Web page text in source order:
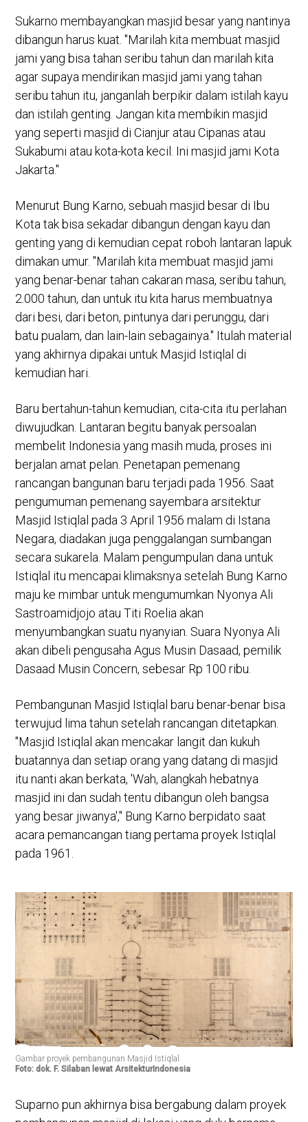
Sukarno membayangkan masjid besar yang nantinya
dibangun harus kuat. "Marilah kita membuat masjid
jami yang bisa tahan seribu tahun dan marilah kita
agar supaya mendirikan masjid jami yang tahan
seribu tahun itu, janganlah berpikir dalam istilah kayu
dan istilah genting. Jangan kita membikin masjid
yang seperti masjid di Cianjur atau Cipanas atau
Sukabumi atau kota-kota kecil. Ini masjid jami Kota
Jakarta."
Menurut Bung Karno, sebuah masjid besar di Ibu
Kota tak bisa sekadar dibangun dengan kayu dan
genting yang di kemudian cepat roboh lantaran lapuk
dimakan umur. "Marilah kita membuat masjid jami
yang benar-benar tahan cakaran masa, seribu tahun,
2.000 tahun, dan untuk itu kita harus membuatnya
dari besi, dari beton, pintunya dari perunggu, dari
batu pualam, dan lain-lain sebagainya." Itulah material
yang akhirnya dipakai untuk Masjid Istiqlal di
kemudian hari.
Baru bertahun-tahun kemudian, cita-cita itu perlahan
diwujudkan. Lantaran begitu banyak persoalan
membelit Indonesia yang masih muda, proses ini
berjalan amat pelan. Penetapan pemenang
rancangan bangunan baru terjadi pada 1956. Saat
pengumuman pemenang sayembara arsitektur
Masjid Istiqlal pada 3 April 1956 malam di Istana
Negara, diadakan juga penggalangan sumbangan
secara sukarela. Malam pengumpulan dana untuk
Istiqlal itu mencapai klimaksnya setelah Bung Karno
maju ke mimbar untuk mengumumkan Nyonya Ali
Sastroamidjojo atau Titi Roelia akan
menyumbangkan suatu nyanyian. Suara Nyonya Ali
akan dibeli pengusaha Agus Musin Dasaad, pemilik
Dasaad Musin Concern, sebesar Rp 100 ribu.
Pembangunan Masjid Istiqlal baru benar-benar bisa
terwujud lima tahun setelah rancangan ditetapkan.
"Masjid Istiqlal akan mencakar langit dan kukuh
buatannya dan setiap orang yang datang di masjid
itu nanti akan berkata, 'Wah, alangkah hebatnya
masjid ini dan sudah tentu dibangun oleh bangsa
yang besar jiwanya'," Bung Karno berpidato saat
acara pemancangan tiang pertama proyek Istiqlal
pada 1961.
Gambar proyek pembangunan Masjid Istiqlal
Foto: dok. F. Silaban lewat ArsitekturIndonesia
Suparno pun akhirnya bisa bergabung dalam proyek